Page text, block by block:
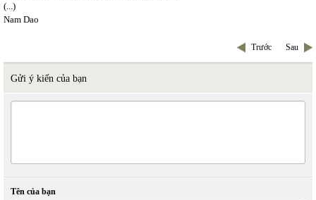
(...)
Nam Dao
Trước Sau
Gửi ý kiến của bạn
Tên của bạn